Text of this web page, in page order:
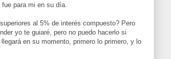
para mi en su día.
al 5% de interés compuesto? Pero
yo te guiaré, pero no puedo hacerlo si
en su momento, primero lo primero, y lo